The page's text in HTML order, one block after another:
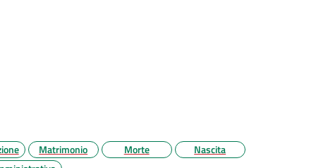
Matrimonio Morte
Nascita